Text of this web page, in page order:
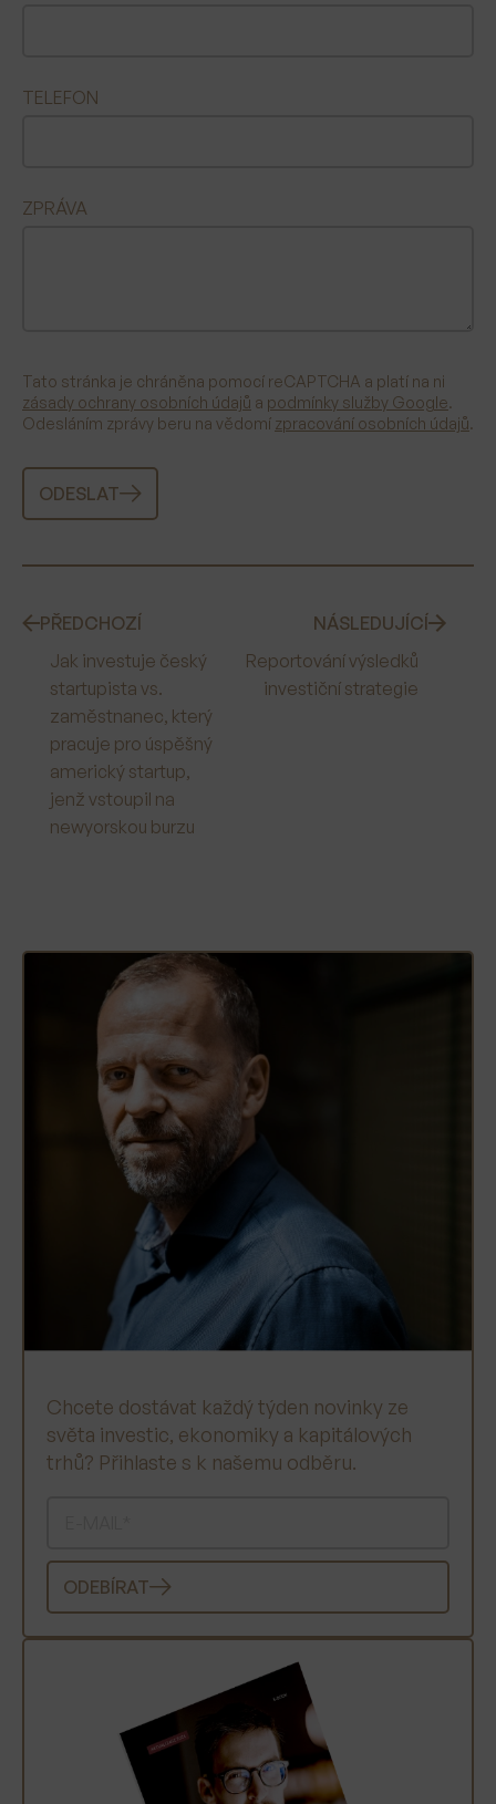
TELEFON
ZPRÁVA
Tato stránka je chráněna pomocí reCAPTCHA a platí na ni
zásady ochrany osobních údajů a podmínky služby Google.
Odesláním zprávy beru na vědomí zpracování osobních údajů.
ODESLAT
PŘEDCHOZÍ
Jak investuje český
startupista vs.
zaměstnanec, který
pracuje pro úspěšný
americký startup,
jenž vstoupil na
newyorskou burzu
NÁSLEDUJÍCÍ
Reportování výsledků
investiční strategie
Chcete dostávat každý týden novinky ze
světa investic, ekonomiky a kapitálových
trhů? Přihlaste s k našemu odběru.
ODEBÍRAT